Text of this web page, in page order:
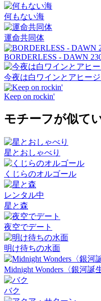
何もない海
運命共同体
BORDERLESS - DAWN
今夜は白ワインとアヒー
Keep on rockin'
モチーフが似て
星とおしゃべり
くじらのオルゴール
レンタル中
星と森
夜空でデート
明け待ちの水面
Midnight Wonders〈銀河誕
バク